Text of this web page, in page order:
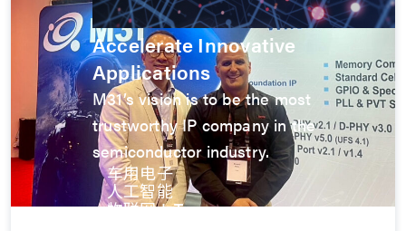
Accelerate Innovative
Applications
M31’s vision is to be the most
trustworthy IP company in the
semiconductor industry.
车用电子
人工智能
物联网 IoT